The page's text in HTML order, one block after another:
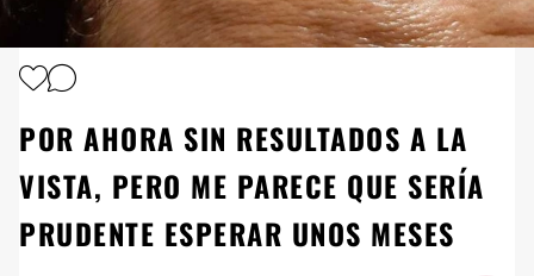
POR AHORA SIN RESULTADOS A LA
VISTA, PERO ME PARECE QUE SERÍA
PRUDENTE ESPERAR UNOS MESES